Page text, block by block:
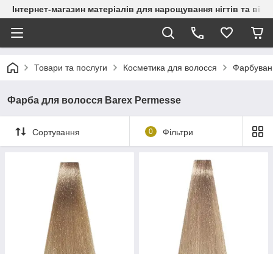
Інтернет-магазин матеріалів для нарощування нігтів та вій
Товари та послуги Косметика для волосся
Фарба для волосся Barex Permesse
Сортування 0 Фільтри